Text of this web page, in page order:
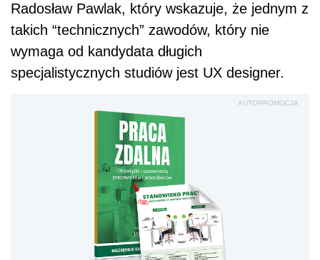
Radosław Pawlak, który wskazuje, że jednym z
takich “technicznych” zawodów, który nie
wymaga od kandydata długich
specjalistycznych studiów jest UX designer.
AUTOPROMOCJA